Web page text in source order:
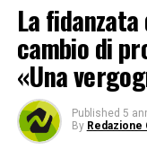
La
cambio di
«Una
Published 5
By Redazione